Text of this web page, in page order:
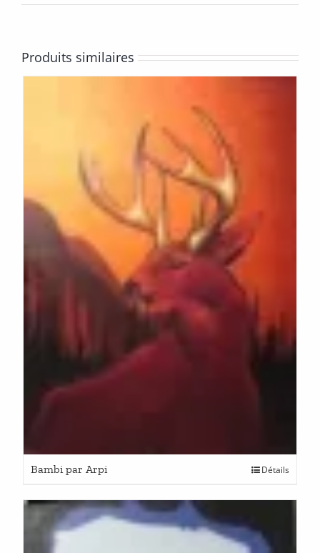
Produits similaires
Bambi par Arpi Détails